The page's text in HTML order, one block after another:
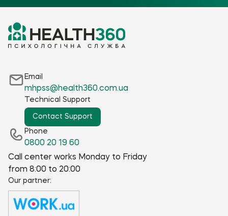
Email
mhpss@health360.com.ua
Technical Support
Contact Support
Our partner:
Phone
0800 20 19 60
Call center works Monday to Friday
from 8:00 to 20:00